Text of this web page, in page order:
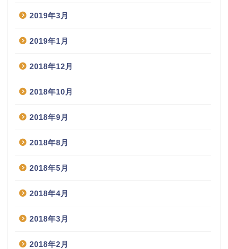
2019年3月
2019年1月
2018年12月
2018年10月
2018年9月
2018年8月
2018年5月
2018年4月
2018年3月
2018年2月